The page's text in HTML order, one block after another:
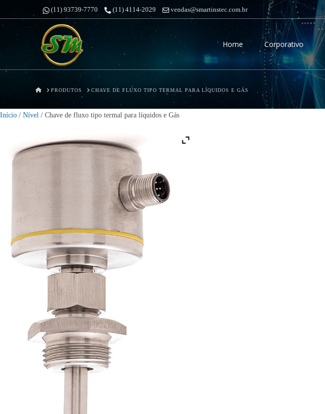
(11) 93739-7770 (11) 4114-2029 vendas@smartinstec.com.br
Smartins
&
Home Corporativo
HOMEPRODUTOS CHAVE DE FLUXO TIPO TERMAL PARA LÍQUIDOS E GÁS
Início / Nível / Chave de fluxo tipo termal para líquidos e Gás